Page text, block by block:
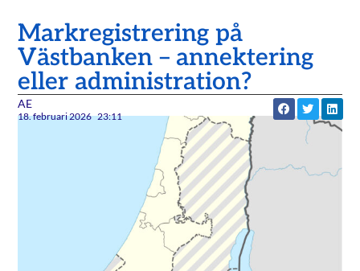
Markregistrering på
Västbanken – annektering
eller administration?
AE
18. februari 2026 23:11